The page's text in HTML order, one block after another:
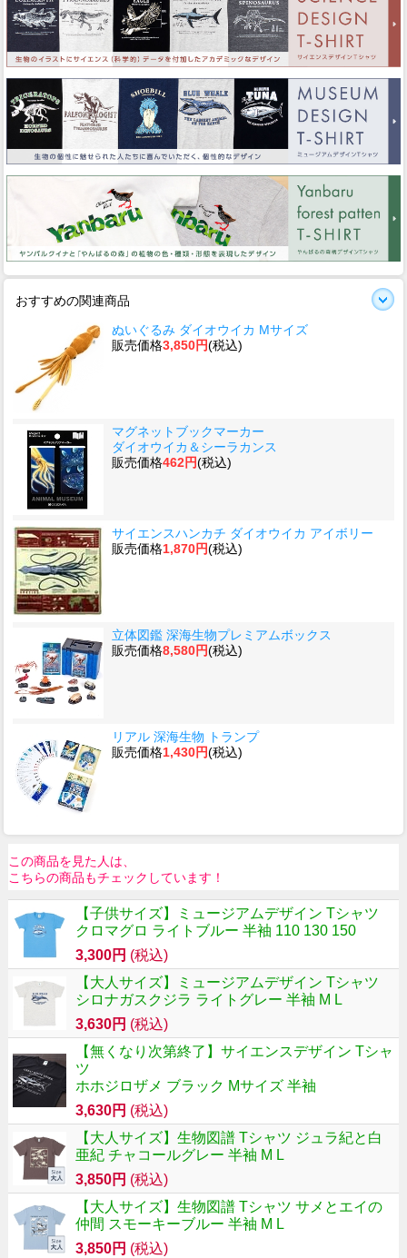
おすすめの関連商品
ぬいぐるみ ダイオウイカ Mサイズ
販売価格3,850円(税込)
マグネットブックマーカー
ダイオウイカ＆シーラカンス
販売価格462円(税込)
サイエンスハンカチ ダイオウイカ アイボリー
販売価格1,870円(税込)
立体図鑑 深海生物プレミアムボックス
販売価格8,580円(税込)
リアル 深海生物 トランプ
販売価格1,430円(税込)
この商品を見た人は、
こちらの商品もチェックしています！
【子供サイズ】ミュージアムデザイン Tシャツ
クロマグロ ライトブルー 半袖 110 130 150
3,300円 (税込)
【大人サイズ】ミュージアムデザイン Tシャツ
シロナガスクジラ ライトグレー 半袖 M L
3,630円 (税込)
【無くなり次第終了】サイエンスデザイン Tシャ
ツ
ホホジロザメ ブラック Mサイズ 半袖
3,630円 (税込)
【大人サイズ】生物図譜 Tシャツ ジュラ紀と白
亜紀 チャコールグレー 半袖 M L
3,850円 (税込)
【大人サイズ】生物図譜 Tシャツ サメとエイの
仲間 スモーキーブルー 半袖 M L
3,850円 (税込)